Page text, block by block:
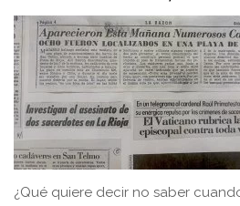
¿Qué quiere decir no saber